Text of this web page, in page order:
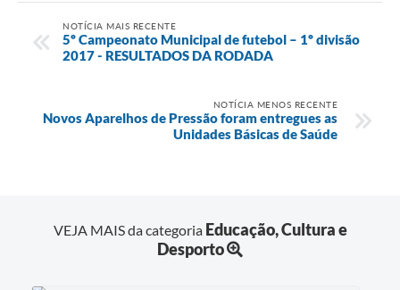
NOTÍCIA MAIS RECENTE
5º Campeonato Municipal de futebol – 1º divisão
2017 - RESULTADOS DA RODADA
NOTÍCIA MENOS RECENTE
Novos Aparelhos de Pressão foram entregues as
Unidades Básicas de Saúde
VEJA MAIS da categoria Educação, Cultura e
Desporto